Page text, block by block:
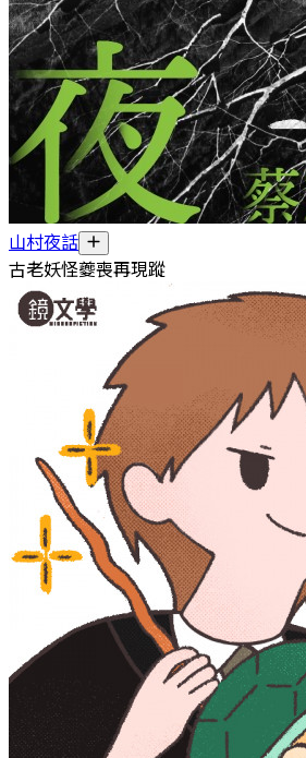
山村夜話
古老妖怪夔喪再現蹤